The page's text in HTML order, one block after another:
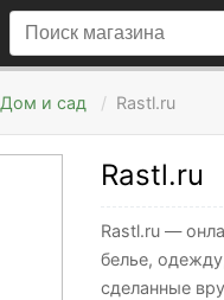
Дом и сад Rastl.ru
Rastl.ru
Rastl.ru —
белье,
сделанные